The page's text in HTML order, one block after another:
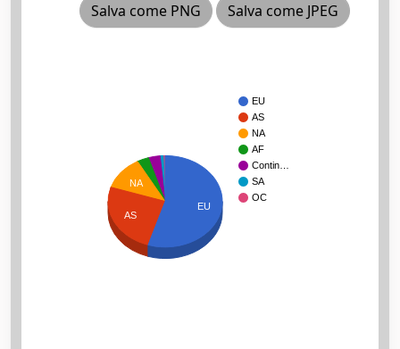
Salva come PNG
Salva come JPEG
EU
AS
NA
AF
Contin…
SA
OC
NA
AS
EU